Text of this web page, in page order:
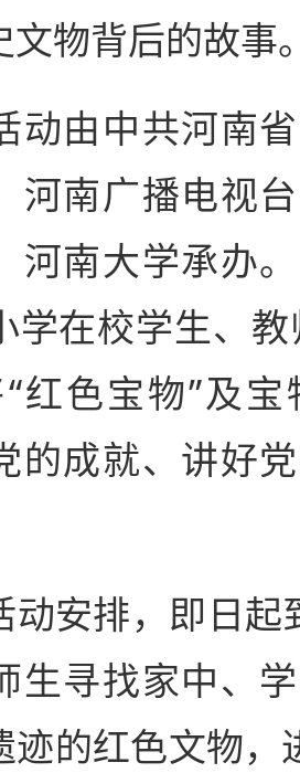
文物背后的故事
由中共河南省
河南广播电视
河南大学承办
学在校学生、
红色宝物”及
的成就、讲好
安排，即日起
生寻找家中、
迹的红色文物，